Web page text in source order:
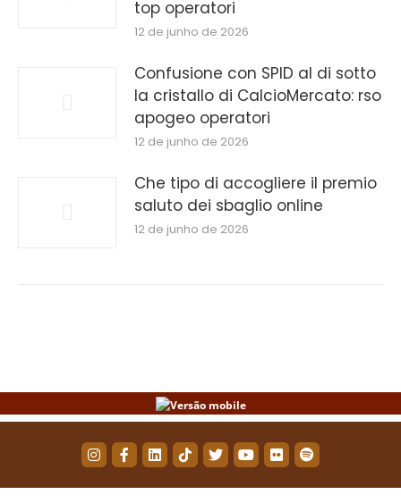
top operatori
12 de junho de 2026
Confusione con SPID al di sotto
la cristallo di CalcioMercato: rso
apogeo operatori
12 de junho de 2026
Che tipo di accogliere il premio
saluto dei sbaglio online
12 de junho de 2026